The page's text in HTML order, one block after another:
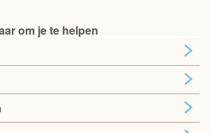
om je te helpen